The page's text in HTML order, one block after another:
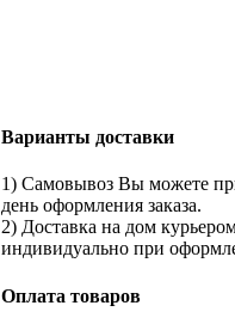
Варианты доставки
1) Самовывоз Вы можете
день оформления заказа.
2) Доставка на дом
индивидуально при
Оплата товаров